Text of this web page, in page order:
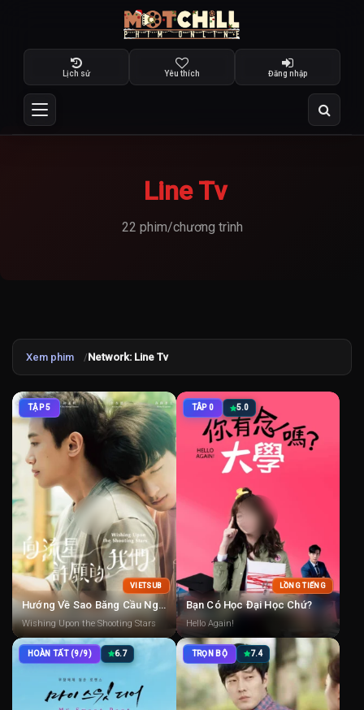
Lịch sử Yêu thích Đăng nhập
Line Tv
22 phim/chương trình
Xem phim Network: Line Tv
TẬP 5
VIETSUB
Wishing Upon the Shooting Stars
TÂP 0 5.0
LỒNG TIẾNG
Bạn Có Học Đại Học Chứ?
Hello Again!
HOÀN TẤT (9/9) 6.7 TRỌN BỘ 7.4